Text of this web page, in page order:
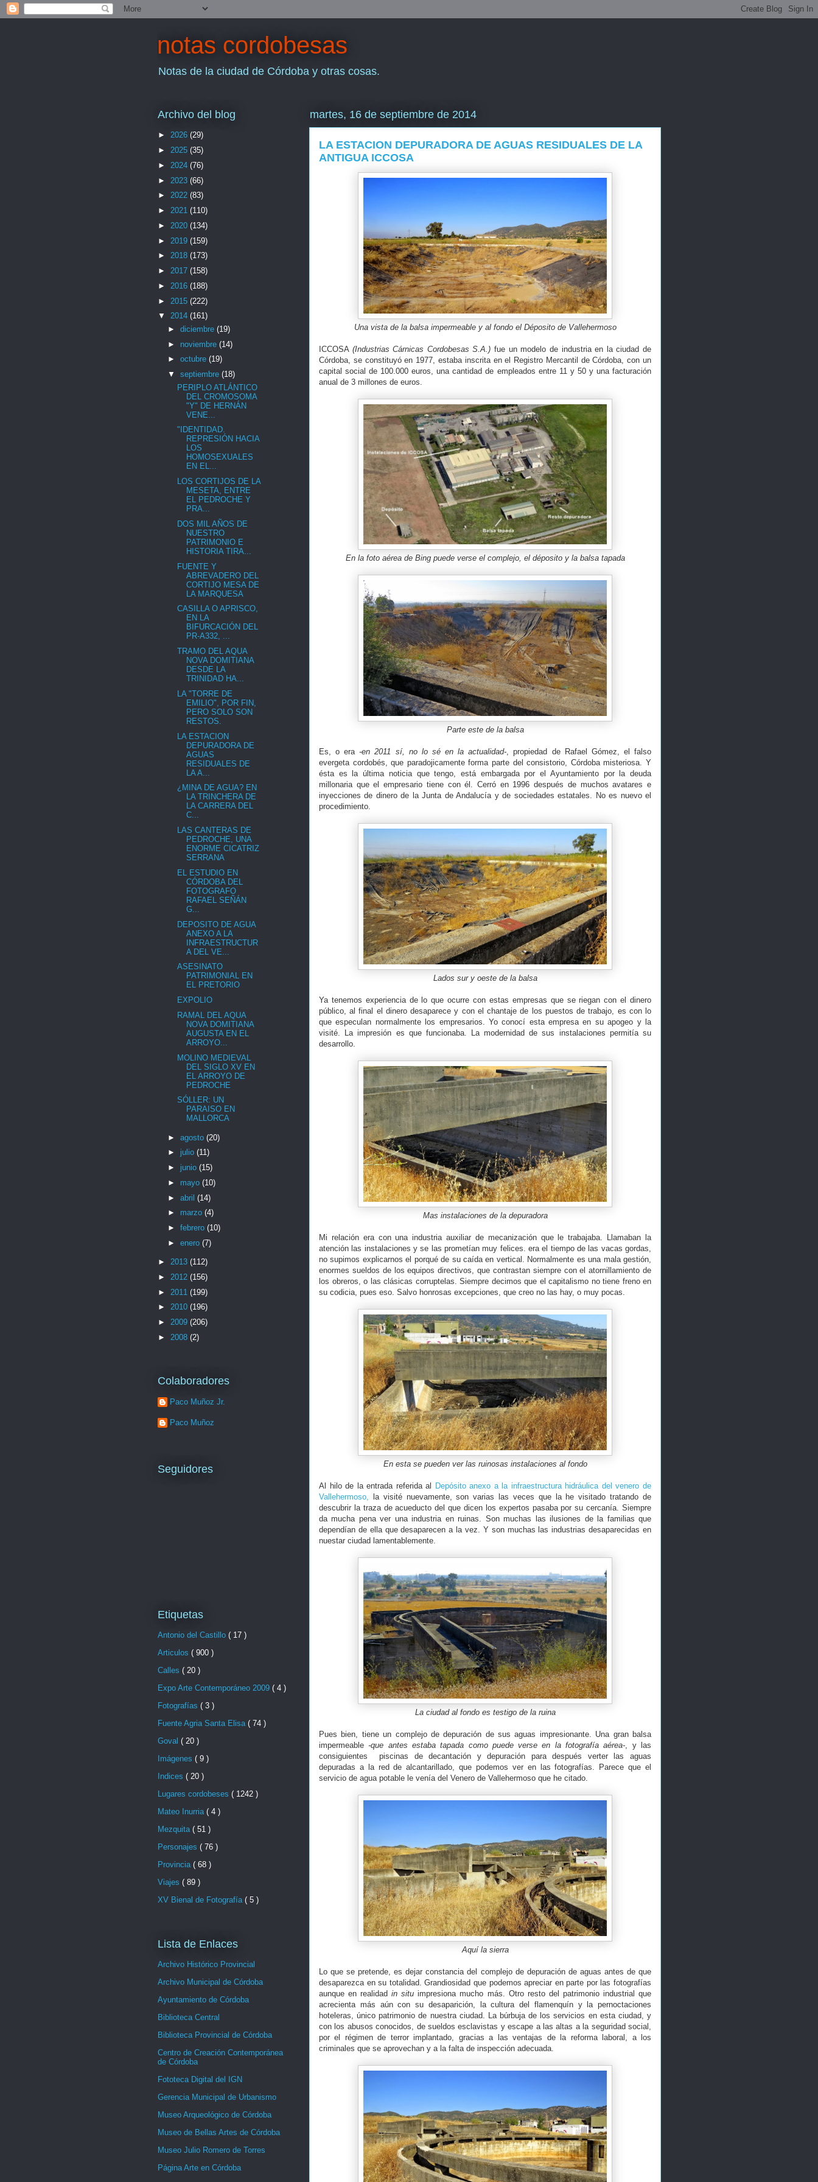
notas cordobesas
Notas de la ciudad de Córdoba y otras cosas.
martes, 16 de septiembre de 2014
LA ESTACION DEPURADORA DE AGUAS RESIDUALES DE LA
ANTIGUA ICCOSA
Una vista de la balsa impermeable y al fondo el Déposito de Vallehermoso
ICCOSA (Industrias Cárnicas Cordobesas S.A.) fue un modelo de industria en la ciudad de
Córdoba, se constituyó en 1977, estaba inscrita en el Registro Mercantil de Córdoba, con un
capital social de 100.000 euros, una cantidad de empleados entre 11 y 50 y una facturación
anual de 3 millones de euros.
En la foto aérea de Bing puede verse el complejo, el déposito y la balsa tapada
Parte este de la balsa
Es, o era-en 2011 sí, no lo sé en la actualidad-, propiedad de Rafael Gómez, el falso
evergeta cordobés, que paradojicamente forma parte del consistorio, Córdoba misteriosa. Y
ésta es la última noticia que tengo, está embargada por el Ayuntamiento por la deuda
millonaria que el empresario tiene con él. Cerró en 1996 después de muchos avatares e
inyecciones de dinero de la Junta de Andalucía y de sociedades estatales. No es nuevo el
procedimiento.
Lados sur y oeste de la balsa
Ya tenemos experiencia de lo que ocurre con estas empresas que se riegan con el dinero
público, al final el dinero desaparece y con el chantaje de los puestos de trabajo, es con lo
que especulan normalmente los empresarios. Yo conocí esta empresa en su apogeo y la
visité. La impresión es que funcionaba. La modernidad de sus instalaciones permitía su
desarrollo.
Mas instalaciones de la depuradora
Mi relación era con una industria auxiliar de mecanización que le trabajaba. Llamaban la
atención las instalaciones y se las prometían muy felices. era el tiempo de las vacas gordas,
no supimos explicarnos el porqué de su caída en vertical. Normalmente es una mala gestión,
enormes sueldos de los equipos directivos, que contrastan siempre con el atornillamiento de
los obreros, o las clásicas corruptelas. Siempre decimos que el capitalismo no tiene freno en
su codicia, pues eso. Salvo honrosas excepciones, que creo no las hay, o muy pocas.
En esta se pueden ver las ruinosas instalaciones al fondo
Al hilo de la entrada referida al
Depósito anexo a la infraestructura hidráulica del venero de
Vallehermoso, la visité nuevamente, son varias las veces que la he visitado tratando de
descubrir la traza de acueducto del que dicen los expertos pasaba por su cercanía. Siempre
da mucha pena ver una industria en ruinas. Son muchas las ilusiones de la familias que
dependían de ella que desaparecen a la vez. Y son muchas las industrias desaparecidas en
nuestar ciudad lamentablemente.
La ciudad al fondo es testigo de la ruina
Pues bien, tiene un complejo de depuración de sus aguas impresionante. Una gran balsa
impermeable-que antes estaba tapada como puede verse en la fotografía aérea-, y las
consiguientes piscinas de decantación y depuración para después verter las aguas
depuradas a la red de alcantarillado, que podemos ver en las fotografías. Parece que el
servicio de agua potable le venía del Venero de Vallehermoso que he citado.
Aquí la sierra
Lo que se pretende, es dejar constancia del complejo de depuración de aguas antes de que
desaparezca en su totalidad. Grandiosidad que podemos apreciar en parte por las fotografías
aunque en realidadin situ impresiona mucho más. Otro resto del patrimonio industrial que
acrecienta más aún con su desaparición, la cultura del flamenquín y la pernoctaciones
hoteleras, único patrimonio de nuestra ciudad. La búrbuja de los servicios en esta ciudad, y
con los abusos conocidos, de sueldos esclavistas y escape a las altas a la seguridad social,
por el régimen de terror implantado, gracias a las ventajas de la reforma laboral, a los
criminales que se aprovechan y a la falta de inspección adecuada.
Archivo del blog
► 2026 (29)
► 2025 (35)
► 2024 (76)
► 2023 (66)
► 2022 (83)
► 2021 (110)
► 2020 (134)
► 2019 (159)
► 2018 (173)
► 2017 (158)
► 2016 (188)
► 2015 (222)
▼ 2014 (161)
► diciembre (19)
► noviembre (14)
► octubre (19)
▼ septiembre (18)
PERIPLO ATLÁNTICO
DEL CROMOSOMA
"Y" DE HERNÁN
VENE...
"IDENTIDAD.
REPRESIÓN HACIA
LOS
HOMOSEXUALES
EN EL...
LOS CORTIJOS DE LA
MESETA, ENTRE
EL PEDROCHE Y
PRA...
DOS MIL AÑOS DE
NUESTRO
PATRIMONIO E
HISTORIA TIRA...
FUENTE Y
ABREVADERO DEL
CORTIJO MESA DE
LA MARQUESA
CASILLA O APRISCO,
EN LA
BIFURCACIÓN DEL
PR-A332, ...
TRAMO DEL AQUA
NOVA DOMITIANA
DESDE LA
TRINIDAD HA...
LA "TORRE DE
EMILIO", POR FIN,
PERO SOLO SON
RESTOS.
LA ESTACION
DEPURADORA DE
AGUAS
RESIDUALES DE
LA A...
¿MINA DE AGUA? EN
LA TRINCHERA DE
LA CARRERA DEL
C...
LAS CANTERAS DE
PEDROCHE, UNA
ENORME CICATRIZ
SERRANA
EL ESTUDIO EN
CÓRDOBA DEL
FOTOGRAFO
RAFAEL SEÑÁN
G...
DEPOSITO DE AGUA
ANEXO A LA
INFRAESTRUCTUR
A DEL VE...
ASESINATO
PATRIMONIAL EN
EL PRETORIO
EXPOLIO
RAMAL DEL AQUA
NOVA DOMITIANA
AUGUSTA EN EL
ARROYO...
MOLINO MEDIEVAL
DEL SIGLO XV EN
EL ARROYO DE
PEDROCHE
SÓLLER: UN
PARAISO EN
MALLORCA
► agosto (20)
► julio (11)
► junio (15)
► mayo (10)
► abril (14)
► marzo (4)
► febrero (10)
► enero (7)
► 2013 (112)
► 2012 (156)
► 2011 (199)
► 2010 (196)
► 2009 (206)
► 2008 (2)
Colaboradores
Paco Muñoz Jr.
Paco Muñoz
Seguidores
Etiquetas
Antonio del Castillo ( 17 )
Articulos ( 900 )
Calles ( 20 )
Expo Arte Contemporáneo 2009 ( 4 )
Fotografías ( 3 )
Fuente Agria Santa Elisa ( 74 )
Goval ( 20 )
Imágenes ( 9 )
Indices ( 20 )
Lugares cordobeses ( 1242 )
Mateo Inurria ( 4 )
Mezquita ( 51 )
Personajes ( 76 )
Provincia ( 68 )
Viajes ( 89 )
XV Bienal de Fotografía ( 5 )
Lista de Enlaces
Archivo Histórico Provincial
Archivo Municipal de Córdoba
Ayuntamiento de Córdoba
Biblioteca Central
Biblioteca Provincial de Córdoba
Centro de Creación Contemporánea
de Córdoba
Fototeca Digital del IGN
Gerencia Municipal de Urbanismo
Museo Arqueológico de Córdoba
Museo de Bellas Artes de Córdoba
Museo Julio Romero de Torres
Página Arte en Córdoba